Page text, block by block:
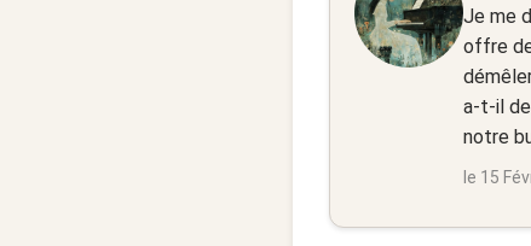
Je me
offre
a-t-il
notre
le 15